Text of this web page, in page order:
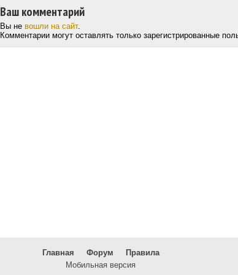
Ваш комментарий
Вы не вошли на сайт.
Комментарии могут оставлять только зарегистрированные
Главная Форум
Правила
Мобильная версия